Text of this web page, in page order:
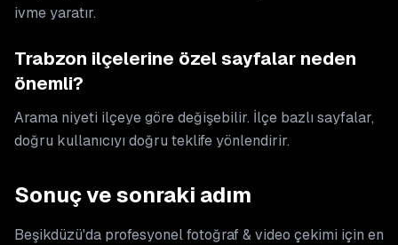
ivme yaratır.
Trabzon ilçelerine özel sayfalar neden
önemli?
Arama niyeti ilçeye göre değişebilir. İlçe bazlı sayfalar,
doğru kullanıcıyı doğru teklife yönlendirir.
Sonuç ve sonraki adım
Beşikdüzü'da profesyonel fotoğraf & video çekimi için en